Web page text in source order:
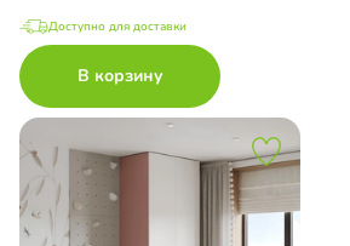
Доступно для доставки
В корзину